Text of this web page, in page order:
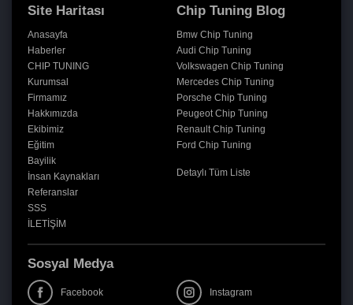
Site Haritası
Anasayfa
Haberler
CHIP TUNING
Kurumsal
Firmamız
Hakkımızda
Ekibimiz
Eğitim
Bayilik
İnsan Kaynakları
Referanslar
SSS
İLETİŞİM
Chip Tuning Blog
Bmw Chip Tuning
Audi Chip Tuning
Volkswagen Chip Tuning
Mercedes Chip Tuning
Porsche Chip Tuning
Peugeot Chip Tuning
Renault Chip Tuning
Ford Chip Tuning
Detaylı Tüm Liste
Sosyal Medya
Facebook Instagram